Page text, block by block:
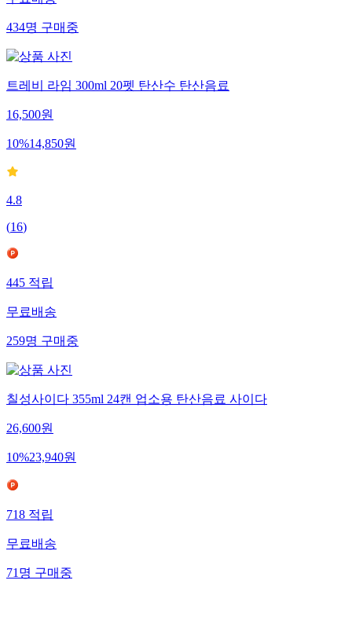
434명구매중
트레비 라임 300ml 20펫 탄산수 탄산음료
16,500원
10%14,850원
4.8
(16)
445적립
무료배송
259명구매중
칠성사이다 355ml 24캔 업소용 탄산음료 사이다
26,600원
10%23,940원
718적립
무료배송
71명구매중